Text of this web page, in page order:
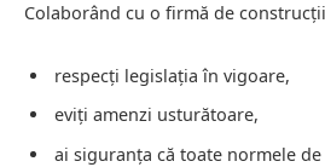
Colaborând cu o firmă de
respecți legislația în vigoare,
eviți amenzi usturătoare,
ai siguranța că toate normele